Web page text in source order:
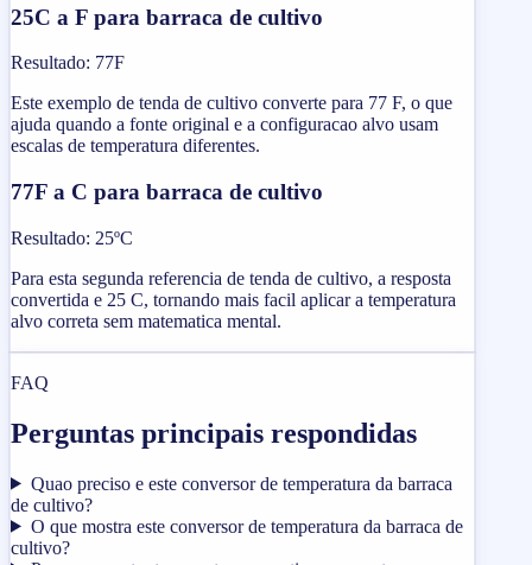
25C a F para barraca de cultivo
Resultado: 77F
Este exemplo de tenda de cultivo converte para 77 F, o que
ajuda quando a fonte original e a configuracao alvo usam
escalas de temperatura diferentes.
77F a C para barraca de cultivo
Resultado: 25ºC
Para esta segunda referencia de tenda de cultivo, a resposta
convertida e 25 C, tornando mais facil aplicar a temperatura
alvo correta sem matematica mental.
FAQ
Perguntas principais respondidas
Quao preciso e este conversor de temperatura da barraca
de cultivo?
O que mostra este conversor de temperatura da barraca de
cultivo?